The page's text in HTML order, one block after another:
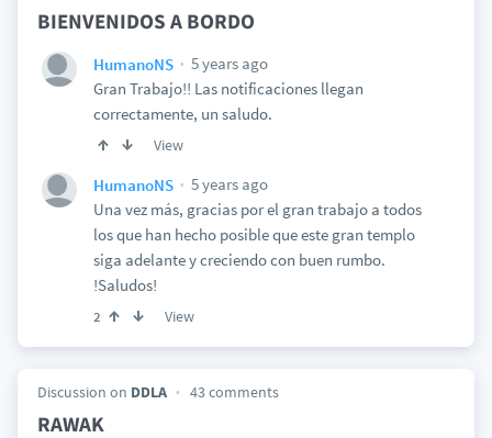
BIENVENIDOS A BORDO
HumanoNS
5 years ago
Gran Trabajo!! Las notificaciones llegan
correctamente, un saludo.
View
HumanoNS
5 years ago
Una vez más, gracias por el gran trabajo a todos
los que han hecho posible que este gran templo
siga adelante y creciendo con buen rumbo.
!Saludos!
2 View
Discussion on DDLA 43 comments
RAWAK